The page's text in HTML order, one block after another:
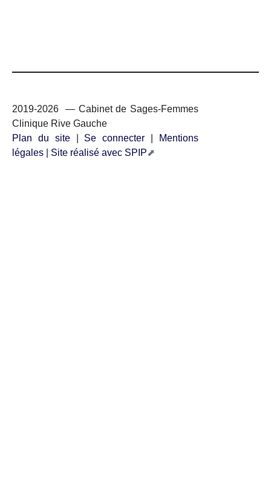
2019-2026 — Cabinet de Sages-Femmes
Clinique Rive Gauche
Plan du site| Se connecter
Mentions
légales
Site réalisé avec SPIP